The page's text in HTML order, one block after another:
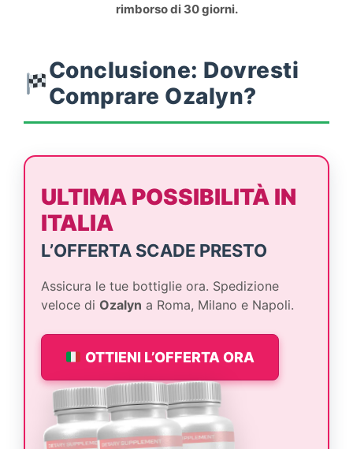
rimborso di 30 giorni.
Conclusione: Dovresti
Comprare Ozalyn?
ULTIMA POSSIBILITÀ IN
ITALIA
L’OFFERTA SCADE PRESTO
Assicura le tue bottiglie ora. Spedizione
veloce di Ozalyn a Roma, Milano e Napoli.
OTTIENI L’OFFERTA ORA